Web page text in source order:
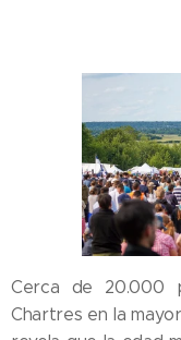
Cerca de 20.000
Chartres en la